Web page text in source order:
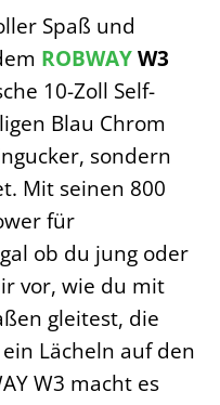
Spaß und
ROBWAYW3
10-Zoll Self-
Blau Chrom
sondern
Mit seinen 800
für
ob du jung oder
vor, wie du mit
gleitest, die
Lächeln auf den
W3 macht es